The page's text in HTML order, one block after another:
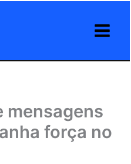
mensagens
força no